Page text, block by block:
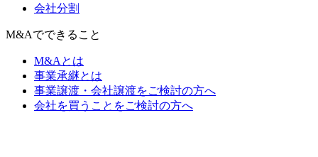
会社分割
M&Aでできること
M&Aとは
事業承継とは
事業譲渡・会社譲渡をご検討の方へ
会社を買うことをご検討の方へ